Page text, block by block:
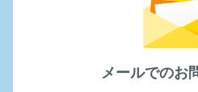
メールでのお